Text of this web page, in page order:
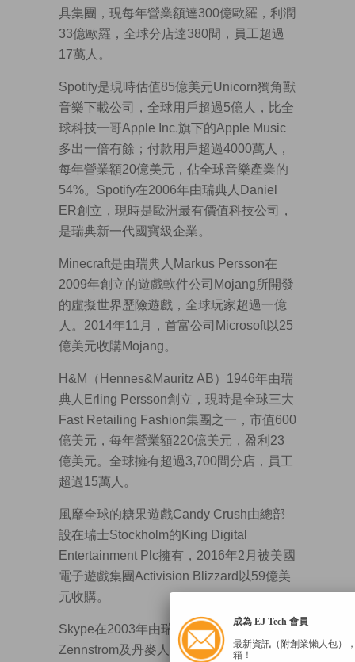
具集團，現每年營業額達300億歐羅，利潤
33億歐羅，全球分店達380間，員工超過
17萬人。
Spotify是現時估值85億美元Unicorn獨角獸
音樂下載公司，全球用戶超過5億人，比全
球科技一哥Apple Inc.旗下的Apple Music
多出一倍有餘；付款用戶超過4000萬人，
每年營業額20億美元，佔全球音樂產業的
54%。Spotify在2006年由瑞典人Daniel
ER創立，現時是歐洲最有價值科技公司，
是瑞典新一代國寶級企業。
Minecraft是由瑞典人Markus Persson在
2009年創立的遊戲軟件公司Mojang所開發
的虛擬世界歷險遊戲，全球玩家超過一億
人。2014年11月，首富公司Microsoft以25
億美元收購Mojang。
H&M（Hennes&Mauritz AB）1946年由瑞
典人Erling Persson創立，現時是全球三大
Fast Retailing Fashion集團之一，市值600
億美元，每年營業額220億美元，盈利23
億美元。全球擁有超過3,700間分店，員工
超過15萬人。
風靡全球的糖果遊戲Candy Crush由總部
設在瑞士Stockholm的King Digital
Entertainment Plc擁有，2016年2月被美國
電子遊戲集團Activision Blizzard以59億美
元收購。
Skype在2003年由瑞典人Niklas
Zennstrom及丹麥人Janus Friis創立，
成為 EJ Tech 會員
最新資訊（附創業懶人包）
箱！